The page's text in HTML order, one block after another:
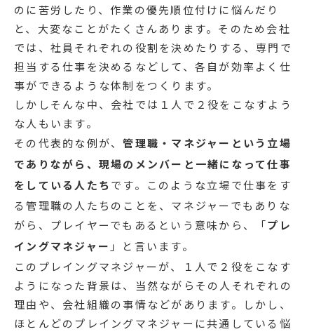
のに苦労したり、作業の優先順位付けに悩んだり
と、大変なことがたくさんあります。そのため会社
では、社員それぞれの役割を決めたりする、専門で
担当する仕事を決めるなどして、各自が効率よく仕
事ができるような体制をつくります。
しかしそんな中、会社では１人で２役をこなすよう
な人もいます。
その代表的な例が、管理職・マネジャーという立場
でありながら、現場のメンバーと一緒になって仕事
をしている人たち です。このような立場で仕事をす
る管理職の人たちのことを、マネジャーでもありな
がら、プレイヤーでもあるという意味から、「プレ
イングマネジャー 」と言います。
このプレイングマネジャーが、１人で２役をこなす
ようになった背景は、当然ながらその人それぞれの
理由や、会社組織の事情などがあります。しかし、
ほとんどのプレイングマネジャーに共通している悩